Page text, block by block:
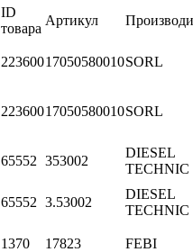
ID
товара
Артикул
22360017050580010SORL
22360017050580010SORL
65552 353002
DIESEL
TECHNIC
65552 3.53002
DIESEL
TECHNIC
1370 17823 FEBI